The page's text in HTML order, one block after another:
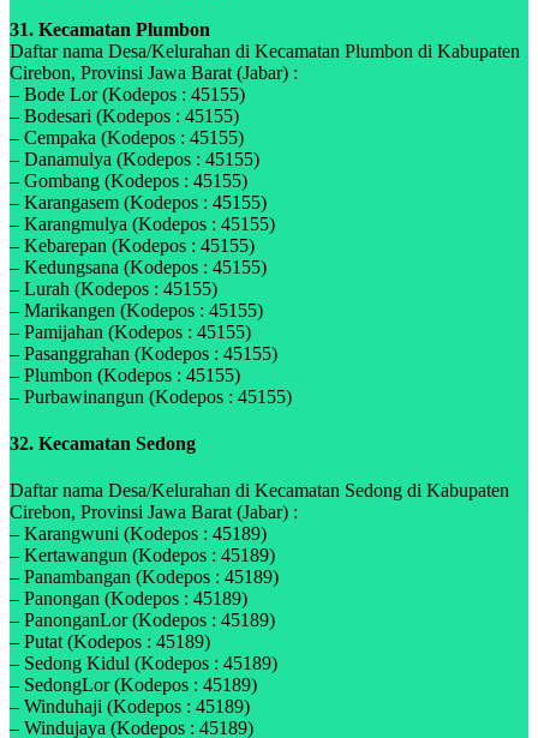
31. Kecamatan Plumbon
Daftar nama Desa/Kelurahan di Kecamatan Plumbon di Kabupaten
Cirebon, Provinsi Jawa Barat (Jabar) :
– Bode Lor (Kodepos : 45155)
– Bodesari (Kodepos : 45155)
– Cempaka (Kodepos : 45155)
– Danamulya (Kodepos : 45155)
– Gombang (Kodepos : 45155)
– Karangasem (Kodepos : 45155)
– Karangmulya (Kodepos : 45155)
– Kebarepan (Kodepos : 45155)
– Kedungsana (Kodepos : 45155)
– Lurah (Kodepos : 45155)
– Marikangen (Kodepos : 45155)
– Pamijahan (Kodepos : 45155)
– Pasanggrahan (Kodepos : 45155)
– Plumbon (Kodepos : 45155)
– Purbawinangun (Kodepos : 45155)
32. Kecamatan Sedong
Daftar nama Desa/Kelurahan di Kecamatan Sedong di Kabupaten
Cirebon, Provinsi Jawa Barat (Jabar) :
– Karangwuni (Kodepos : 45189)
– Kertawangun (Kodepos : 45189)
– Panambangan (Kodepos : 45189)
– Panongan (Kodepos : 45189)
– PanonganLor (Kodepos : 45189)
– Putat (Kodepos : 45189)
– Sedong Kidul (Kodepos : 45189)
– SedongLor (Kodepos : 45189)
– Winduhaji (Kodepos : 45189)
– Windujaya (Kodepos : 45189)